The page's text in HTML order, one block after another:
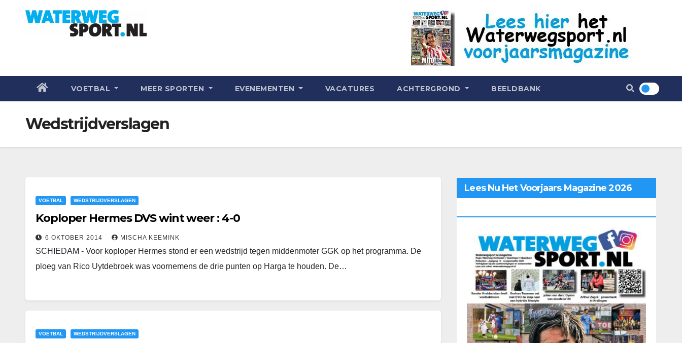
VOETBAL MEER SPORTEN EVENEMENTEN VACATURES ACHTERGROND BEELDBANK
Wedstrijdverslagen
VOETBAL WEDSTRIJDVERSLAGEN
Koploper Hermes DVS wint weer : 4-0
6 OKTOBER 2014 MISCHA KEEMINK
SCHIEDAM - Voor koploper Hermes stond er een wedstrijd tegen middenmoter GGK op het programma. De
ploeg van Rico Uytdebroek was voornemens de drie punten op Harga te houden. De…
VOETBAL WEDSTRIJDVERSLAGEN
Lees Nu Het Voorjaars Magazine 2026